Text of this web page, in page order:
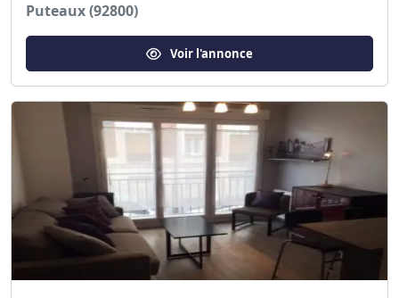
Puteaux (92800)
Voir l'annonce